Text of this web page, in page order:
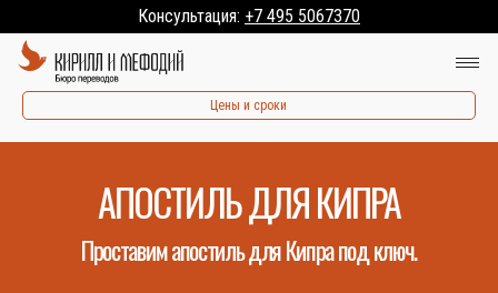
Консультация: +7 495 5067370
Цены и сроки
АПОСТИЛЬ ДЛЯ КИПРА
Проставим апостиль для Кипра под ключ.